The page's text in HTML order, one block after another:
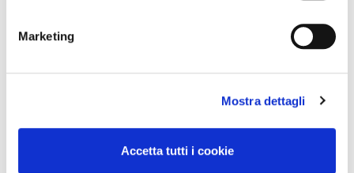
Marketing
Mostra dettagli
Accetta tutti i cookie